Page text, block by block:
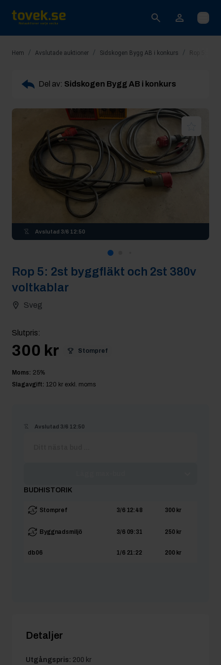
Öppna
Hem / Avslutade auktioner / Sidskogen Bygg AB i konkurs / Rop 5: 2st
Del av: Sidskogen Bygg AB i konkurs
Avslutad 3/6 12:50
Rop 5: 2st byggfläkt och 2st 380v
voltkablar
Sveg
Slutpris:
300 kr Stompref
Moms: 25%
Slagavgift: 120 kr exkl. moms
Avslutad 3/6 12:50
BUDHISTORIK
Stompref 3/6 12:48 300 kr
Byggnadsmiljö 3/6 09:31 250 kr
db06 1/6 21:22 200 kr
Detaljer
Utgångspris: 200 kr